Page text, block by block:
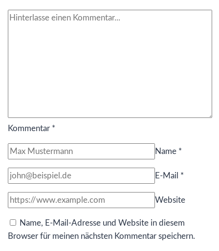
die
Fragmentierucg
Kommentar *
Name *
E-Mail *
Website
Name, E-Mail-Adresse und Website in diesem
Browser für meinen nächsten Kommentar speichern.